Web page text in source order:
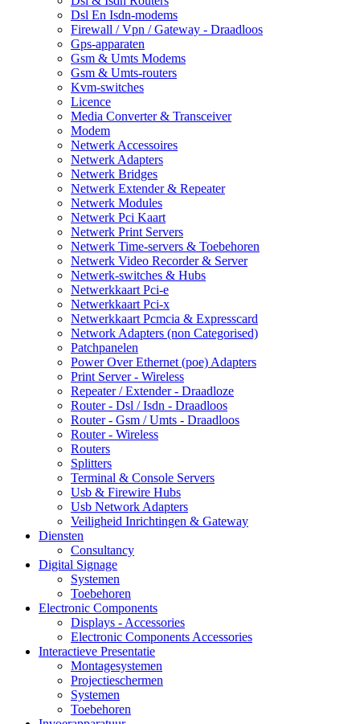
Dsl En Isdn-modems
Firewall / Vpn / Gateway - Draadloos
Gps-apparaten
Gsm & Umts Modems
Gsm & Umts-routers
Kvm-switches
Licence
Media Converter & Transceiver
Modem
Netwerk Accessoires
Netwerk Adapters
Netwerk Bridges
Netwerk Extender & Repeater
Netwerk Modules
Netwerk Pci Kaart
Netwerk Print Servers
Netwerk Time-servers & Toebehoren
Netwerk Video Recorder & Server
Netwerk-switches & Hubs
Netwerkkaart Pci-e
Netwerkkaart Pci-x
Netwerkkaart Pcmcia & Expresscard
Network Adapters (non Categorised)
Patchpanelen
Power Over Ethernet (poe) Adapters
Print Server - Wireless
Repeater / Extender - Draadloze
Router - Dsl / Isdn - Draadloos
Router - Gsm / Umts - Draadloos
Router - Wireless
Routers
Splitters
Terminal & Console Servers
Usb & Firewire Hubs
Usb Network Adapters
Veiligheid Inrichtingen & Gateway
Diensten
Consultancy
Digital Signage
Systemen
Toebehoren
Electronic Components
Displays - Accessories
Electronic Components Accessories
Interactieve Presentatie
Montagesystemen
Projectieschermen
Systemen
Toebehoren